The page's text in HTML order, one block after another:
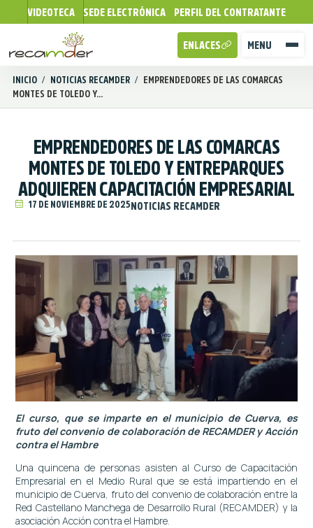
VIDEOTECA SEDE ELECTRÓNICA PERFIL DEL CONTRATANTE
MENU
ENLACES
INICIO / NOTICIAS RECAMDER / EMPRENDEDORES DE LAS COMARCAS
MONTES DE TOLEDO Y...
EMPRENDEDORES DE LAS COMARCAS
MONTES DE TOLEDO Y ENTREPARQUES
ADQUIEREN CAPACITACIÓN EMPRESARIAL
17 DE NOVIEMBRE DE 2025NOTICIAS RECAMDER
El curso, que se imparte en el municipio de Cuerva, es
fruto del convenio de colaboración de RECAMDER y Acción
contra el Hambre
Una quincena de personas asisten al Curso de Capacitación
Empresarial en el Medio Rural que se está impartiendo en el
municipio de Cuerva, fruto del convenio de colaboración entre la
Red Castellano Manchega de Desarrollo Rural (RECAMDER) y la
asociación Acción contra el Hambre.